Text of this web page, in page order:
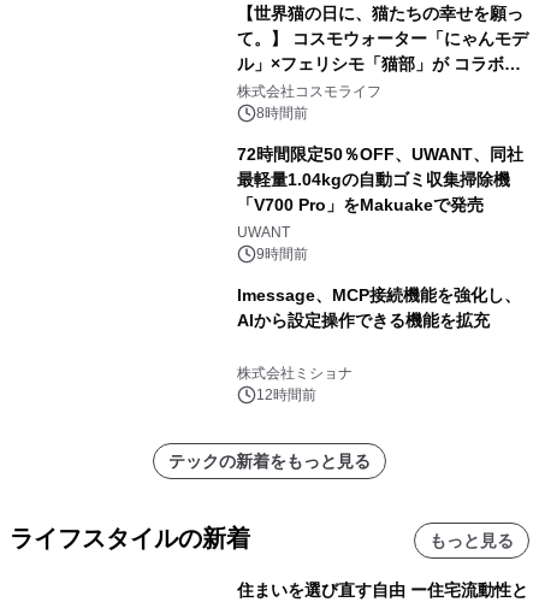
【世界猫の日に、猫たちの幸せを願っ
て。】 コスモウォーター「にゃんモデ
ル」×フェリシモ「猫部」が コラボキ
ャンペーンを実施
株式会社コスモライフ
8時間前
72時間限定50％OFF、UWANT、同社
最軽量1.04kgの自動ゴミ収集掃除機
「V700 Pro」をMakuakeで発売
UWANT
9時間前
lmessage、MCP接続機能を強化し、
AIから設定操作できる機能を拡充
株式会社ミショナ
12時間前
テックの新着をもっと見る
ライフスタイルの新着 もっと見る
住まいを選び直す自由 ー住宅流動性と